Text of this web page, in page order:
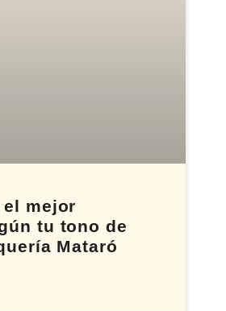
mejor
tu tono de
Mataró